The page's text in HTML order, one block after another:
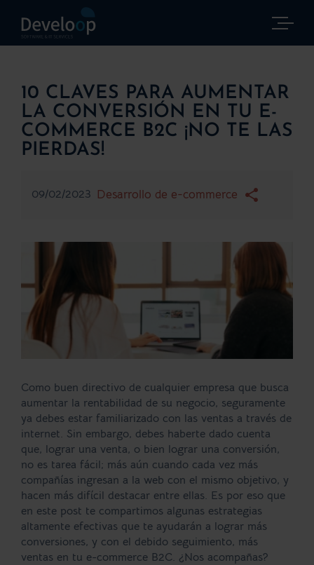
10 CLAVES PARA AUMENTAR
LA CONVERSIÓN EN TU E-
COMMERCE B2C ¡NO TE LAS
PIERDAS!
09/02/2023 Desarrollo de e-commerce
imagen
grande
Como buen directivo de cualquier empresa que busca
aumentar la rentabilidad de su negocio, seguramente
ya debes estar familiarizado con las ventas a través de
internet. Sin embargo, debes haberte dado cuenta
que, lograr una venta, o bien lograr una conversión,
no es tarea fácil; más aún cuando cada vez más
compañías ingresan a la web con el mismo objetivo, y
hacen más difícil destacar entre ellas. Es por eso que
en este post te compartimos algunas estrategias
altamente efectivas que te ayudarán a lograr más
conversiones, y con el debido seguimiento, más
ventas en tu e-commerce B2C. ¿Nos acompañas?